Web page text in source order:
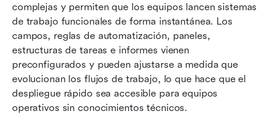
complejas y permiten que los equipos lancen sistemas
de trabajo funcionales de forma instantánea. Los
campos, reglas de automatización, paneles,
estructuras de tareas e informes vienen
preconfigurados y pueden ajustarse a medida que
evolucionan los flujos de trabajo, lo que hace que el
despliegue rápido sea accesible para equipos
operativos sin conocimientos técnicos.